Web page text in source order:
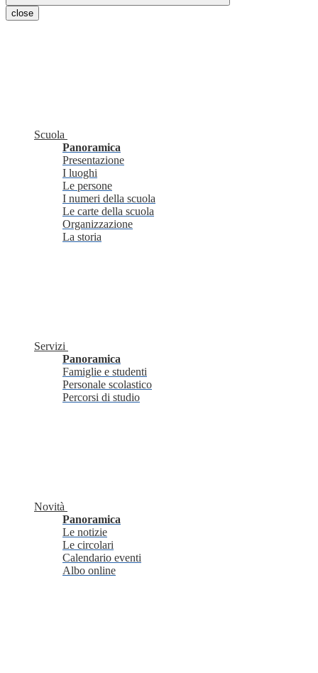
close
Scuola
Panoramica
Presentazione
I luoghi
Le persone
I numeri della scuola
Le carte della scuola
Organizzazione
La storia
Servizi
Panoramica
Famiglie e studenti
Personale scolastico
Percorsi di studio
Novità
Panoramica
Le notizie
Le circolari
Calendario eventi
Albo online